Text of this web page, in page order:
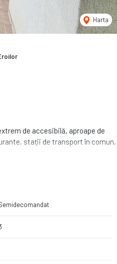
Harta
de accesibilă, aproape de
stații de transport în comun,
și o priveliște deschisă.